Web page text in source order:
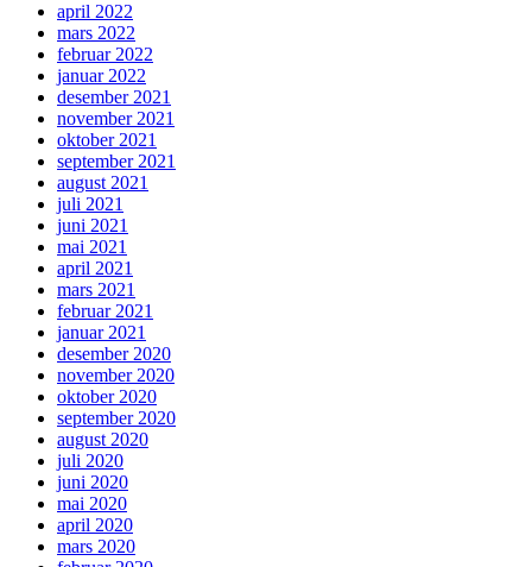
april 2022
mars 2022
februar 2022
januar 2022
desember 2021
november 2021
oktober 2021
september 2021
august 2021
juli 2021
juni 2021
mai 2021
april 2021
mars 2021
februar 2021
januar 2021
desember 2020
november 2020
oktober 2020
september 2020
august 2020
juli 2020
juni 2020
mai 2020
april 2020
mars 2020